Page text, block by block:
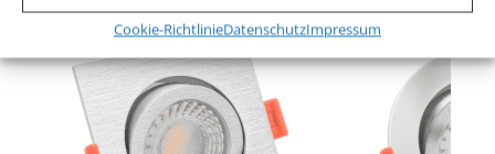
Cookie-RichtlinieDatenschutzImpressum
120° Milchglas
Lichtstrom (Lumen)